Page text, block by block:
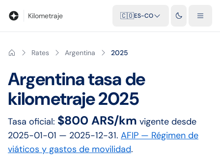
Kilometraje 🇨🇴ES-CO
Rates Argentina 2025
Argentinatasa de
kilometraje2025
Tasa oficial: $800 ARS/km vigente desde
2025-01-01 — 2025-12-31. AFIP — Régimen de
viáticos y gastos de movilidad.